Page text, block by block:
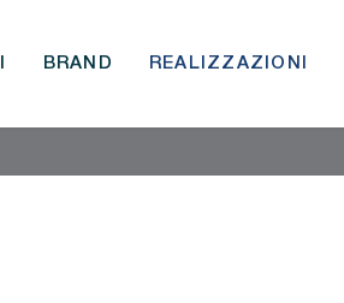
BRAND REALIZZAZIONI